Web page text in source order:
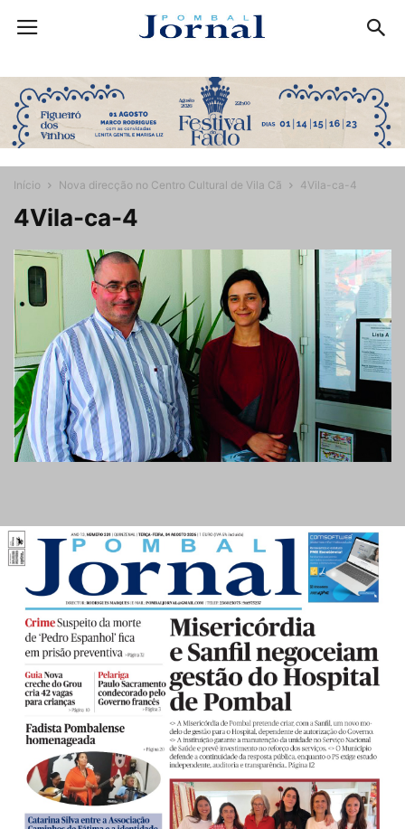
Início Nova direcção no Centro Cultural de Vila Cã 4Vila-ca-4
4Vila-ca-4